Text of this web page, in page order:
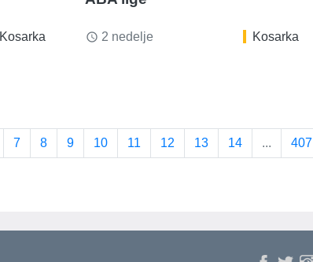
Kosarka access_time 2 nedelje Kosarka
7 8 9 10 11 12 13 14 ... 407